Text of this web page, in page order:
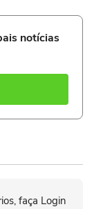
notícias
faça Login